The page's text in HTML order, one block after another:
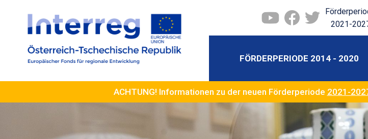
2021-
FÖRDERPERIODE 2014 - 2020
ACHTUNG! Informationen zu der neuen Förderperiode 2021-